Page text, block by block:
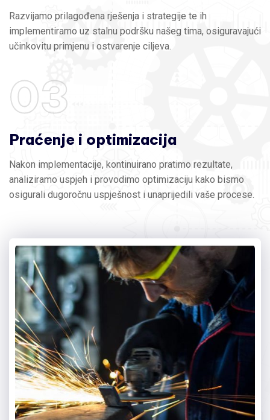
Razvijamo prilagođena rješenja i strategije te ih
implementiramo uz stalnu podršku našeg tima, osiguravajući
učinkovitu primjenu i ostvarenje ciljeva.
03
Praćenje i optimizacija
Nakon implementacije, kontinuirano pratimo rezultate,
analiziramo uspjeh i provodimo optimizaciju kako bismo
osigurali dugoročnu uspješnost i unaprijedili vaše procese.